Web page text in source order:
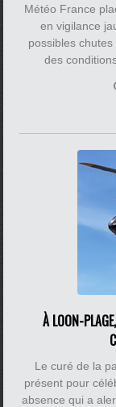
Météo France
en vigilance
possibles
des
À LOON-
Le curé de la
présent pour
absence qui a